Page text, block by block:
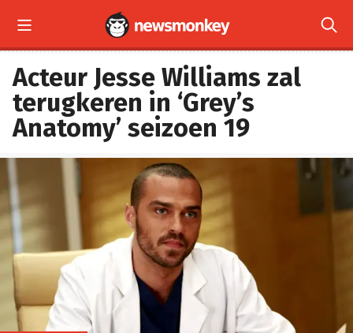
 
Acteur Jesse Williams zal
terugkeren in ‘Grey’s
Anatomy’ seizoen 19